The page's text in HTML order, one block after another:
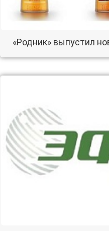
«Родник» выпустил